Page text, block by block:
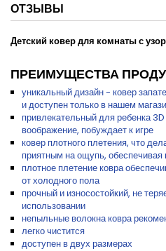
ОТЗЫВЫ
Детский ковер для комнаты с
ПРЕИМУЩЕСТВА
уникальный дизайн - ковер
и доступен только в нашем
привлекательный для ребенка
воображение, побуждает к игре
ковер плотного плетения, что
приятным на ощупь,
плотное плетение ковра
от холодного пола
прочный и износостойкий, не
использовании
непыльные волокна ковра
легко чистится
доступен в двух размерах